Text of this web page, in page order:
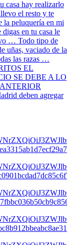
casa hay realizarlo
el resto y te
la peluquería en mi
en tu casa le
… Todo tipo de
uñas, vaciado de la
las razas …
EL
SE DEBE A LO
deben agregar